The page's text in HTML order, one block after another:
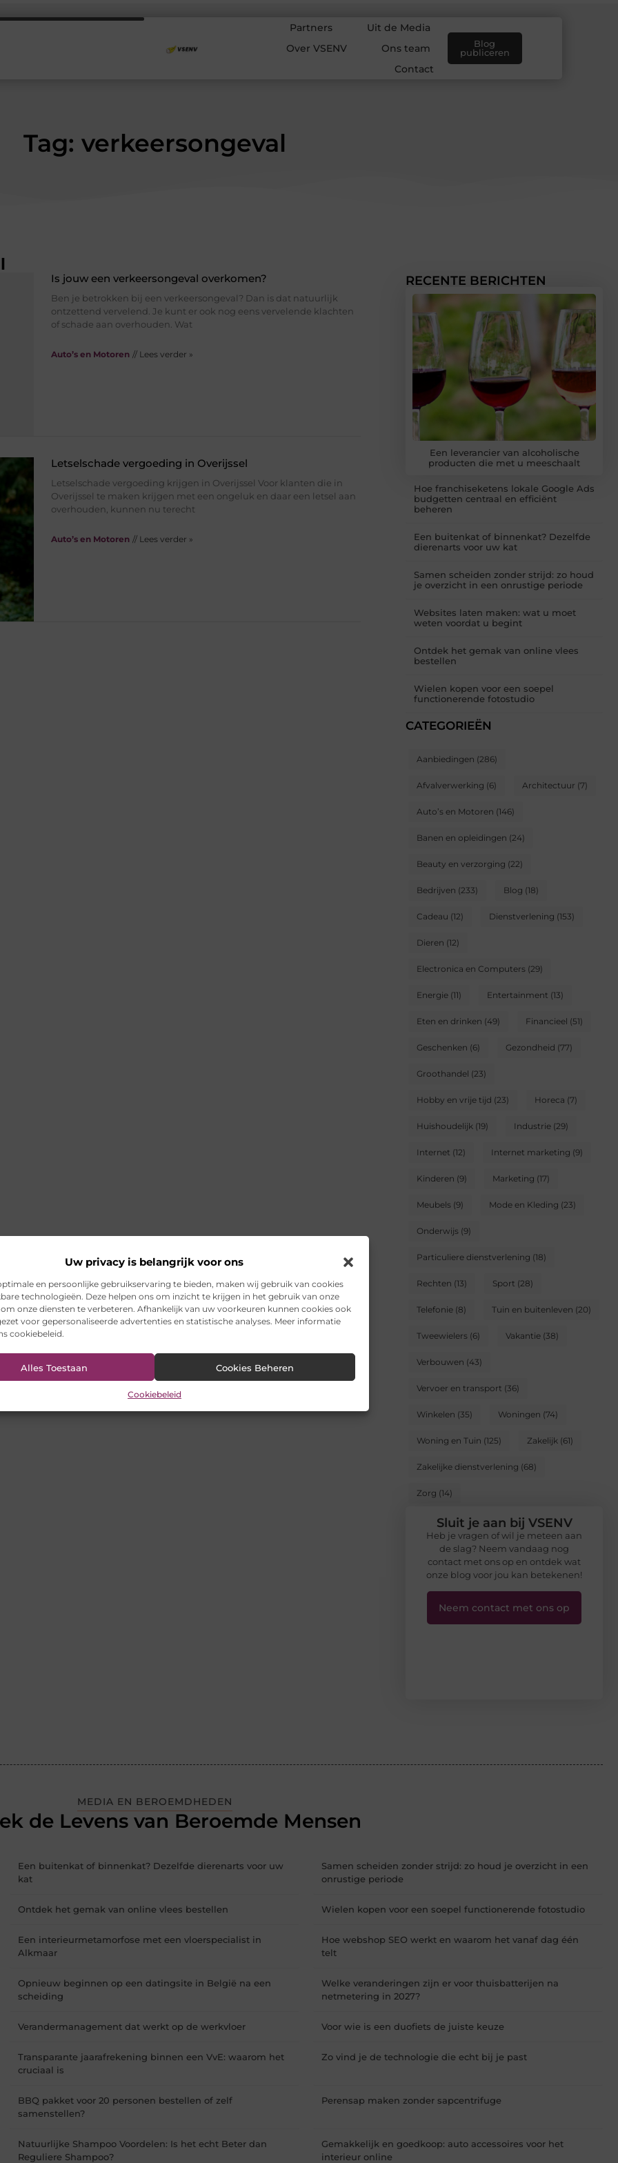
Uw privacy is belangrijk voor ons
en persoonlijke gebruikservaring te bieden, maken wij gebruik van cookies
technologieën. Deze helpen ons om inzicht te krijgen in het gebruik van onze
onze diensten te verbeteren. Afhankelijk van uw voorkeuren kunnen cookies ook
voor gepersonaliseerde advertenties en statistische analyses. Meer informatie
cookiebeleid.
Alles Toestaan Cookies Beheren
Cookiebeleid
Partners
Uit de Media
Over VSENV
Ons team
Contact
Blog
publiceren
Tag: verkeersongeval
Is jouw een verkeersongeval overkomen?
Ben je betrokken bij een verkeersongeval? Dan is dat natuurlijk
ontzettend vervelend. Je kunt er ook nog eens vervelende klachten
of schade aan overhouden. Wat
Auto’s en Motoren // Lees verder »
Letselschade vergoeding in Overijssel
Letselschade vergoeding krijgen in Overijssel Voor klanten die in
Overijssel te maken krijgen met een ongeluk en daar een letsel aan
overhouden, kunnen nu terecht
Auto’s en Motoren // Lees verder »
RECENTE BERICHTEN
Een leverancier van alcoholische
producten die met u meeschaalt
Hoe franchiseketens lokale Google Ads
budgetten centraal en efficiënt
beheren
Een buitenkat of binnenkat? Dezelfde
dierenarts voor uw kat
Samen scheiden zonder strijd: zo houd
je overzicht in een onrustige periode
Websites laten maken: wat u moet
weten voordat u begint
Ontdek het gemak van online vlees
bestellen
Wielen kopen voor een soepel
functionerende fotostudio
CATEGORIEËN
Aanbiedingen (286)
Afvalverwerking (6) Architectuur (7)
Auto’s en Motoren (146)
Banen en opleidingen (24)
Beauty en verzorging (22)
Bedrijven (233) Blog (18)
Cadeau (12) Dienstverlening (153)
Dieren (12)
Electronica en Computers (29)
Energie (11) Entertainment (13)
Eten en drinken (49) Financieel (51)
Geschenken (6) Gezondheid (77)
Groothandel (23)
Hobby en vrije tijd (23) Horeca (7)
Huishoudelijk (19) Industrie (29)
Internet (12) Internet marketing (9)
Kinderen (9) Marketing (17)
Meubels (9) Mode en Kleding (23)
Onderwijs (9)
Particuliere dienstverlening (18)
Rechten (13) Sport (28)
Telefonie (8) Tuin en buitenleven (20)
Tweewielers (6) Vakantie (38)
Verbouwen (43)
Vervoer en transport (36)
Winkelen (35) Woningen (74)
Woning en Tuin (125) Zakelijk (61)
Zakelijke dienstverlening (68)
Zorg (14)
Sluit je aan bij VSENV
Heb je vragen of wil je meteen aan
de slag? Neem vandaag nog
contact met ons op en ontdek wat
onze blog voor jou kan betekenen!
Neem contact met ons op
MEDIA EN BEROEMDHEDEN
de Levens van Beroemde Mensen
Een buitenkat of binnenkat? Dezelfde dierenarts voor uw
kat
Samen scheiden zonder strijd: zo houd je overzicht in een
onrustige periode
Ontdek het gemak van online vlees bestellen Wielen kopen voor een soepel functionerende fotostudio
Een interieurmetamorfose met een vloerspecialist in
Alkmaar
Hoe webshop SEO werkt en waarom het vanaf dag één
telt
Opnieuw beginnen op een datingsite in België na een
scheiding
Welke veranderingen zijn er voor thuisbatterijen na
netmetering in 2027?
Verandermanagement dat werkt op de werkvloer Voor wie is een duofiets de juiste keuze
Transparante jaarafrekening binnen een VvE: waarom het
cruciaal is
Zo vind je de technologie die echt bij je past
BBQ pakket voor 20 personen bestellen of zelf
samenstellen?
Perensap maken zonder sapcentrifuge
Natuurlijke Shampoo Voordelen: Is het echt Beter dan
Reguliere Shampoo?
Gemakkelijk en goedkoop: auto accessoires voor het
interieur online